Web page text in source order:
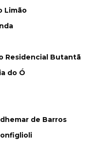
Limão
Residencial Butantã
do Ó
de Barros